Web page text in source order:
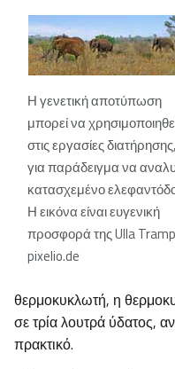
Η γενετική αποτύπωση
μπορεί να
στις εργασίες διατήρησης,
για παράδειγμα να
κατασχεμένο
Η εικόνα είναι ευγενική
προσφορά της Ulla
pixelio.de
θερμοκυκλωτή, η
σε τρία λουτρά ύδατος,
πρακτικό.